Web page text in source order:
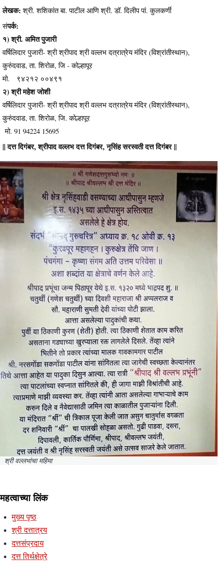
लेखक: श्री. शशिकांत बा. पाटील आणि श्री. डॉ. दिलीप पां. कुलकर्णी
संपर्क:
१) श्री. अमित पुजारी
वर्षिलिदार पुजारी- श्री श्रीपाद श्री वल्लभ दत्रात्रेय मंदिर (विश्रांतीस्थान),
कुरुंदवाड, ता. शिरोळ, जि - कोल्हापूर
मो. ९४२१२ ००४९१
२) श्री महेश जोशी
वर्षिलिदार पुजारी- श्री श्रीपाद श्री वल्लभ दत्रात्रेय मंदिर (विश्रांतीस्थान),
कुरुंदवाड, ता. शिरोळ, जि. कोल्हापूर
मो. 91 94224 15695
|| दत्त दिगंबर, श्रीपाद वल्लभ दत्त दिगंबर, नृसिंह सरस्वती दत्त दिगंबर ||
श्री वल्लभांचा महिमा
महत्वाच्या लिंक
मुख्य पृष्ठ
श्री दत्तात्रय
दत्तसंप्रदाय
दत्त तिर्थक्षेत्रे